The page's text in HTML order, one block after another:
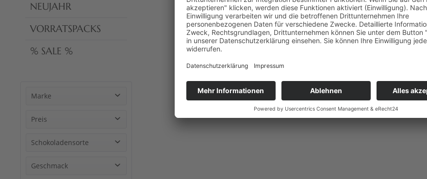
NEUJAHR
VORRATSPACKS
% SALE %
Marke
HEILEMANN Confiserie
Preis
Schokoladensorte
Dunkle Schokolade
Geschmack